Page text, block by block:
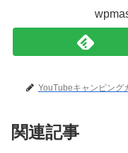
YouTubeキャンピング
関連記事